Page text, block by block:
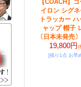
【COACH】
イロン シグ
トラッカー
ャップ 帽子
〔日本未発売〕
19,800円(
[残り1点 お早